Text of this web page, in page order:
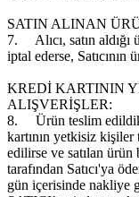
SATIN ALINAN
7.
Alıcı, satın
iptal ederse,
KREDİ KARTININ
ALIŞVERİŞLER:
8.
Ürün teslim
kartının yetkisiz kişiler
edilirse ve satılan
tarafından Satıcı'ya
gün içerisinde nakliye